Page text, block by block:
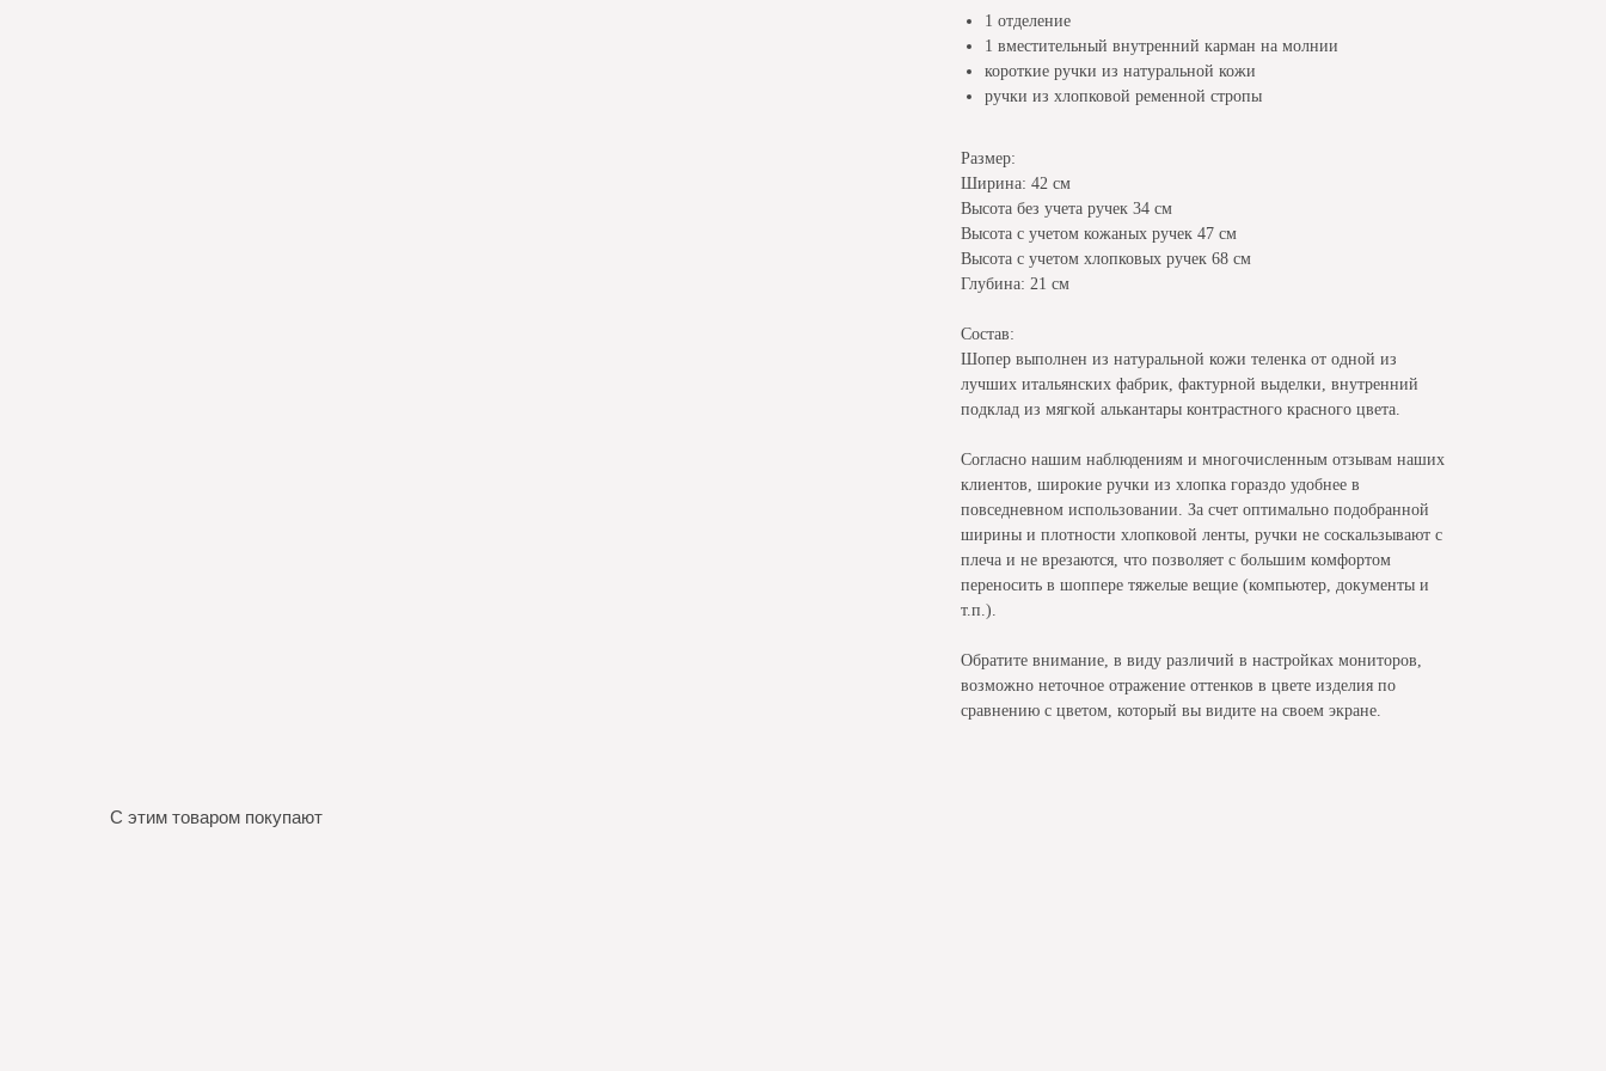
1 отделение
1 вместительный внутренний карман на молнии
короткие ручки из натуральной кожи
ручки из хлопковой ременной стропы
Размер:
Ширина: 42 см
Высота без учета ручек 34 см
Высота с учетом кожаных ручек 47 см
Высота с учетом хлопковых ручек 68 см
Глубина: 21 см
Состав:
Шопер выполнен из натуральной кожи теленка от одной из
лучших итальянских фабрик, фактурной выделки, внутренний
подклад из мягкой алькантары контрастного красного цвета.
Согласно нашим наблюдениям и многочисленным отзывам наших
клиентов, широкие ручки из хлопка гораздо удобнее в
повседневном использовании. За счет оптимально подобранной
ширины и плотности хлопковой ленты, ручки не соскальзывают с
плеча и не врезаются, что позволяет с большим комфортом
переносить в шоппере тяжелые вещие (компьютер, документы и
т.п.).
Обратите внимание, в виду различий в настройках мониторов,
возможно неточное отражение оттенков в цвете изделия по
сравнению с цветом, который вы видите на своем экране.
С этим товаром покупают